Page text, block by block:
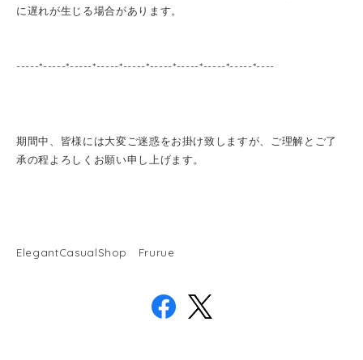
に遅れが生じる場合があります。
-----*-----*-----*-----*-----*-----*-----*-----*-----*----
期間中、皆様には大変ご迷惑をお掛け致しますが、ご理解とご了
承の程よろしくお願い申し上げます。
ElegantCasualShop Frurue